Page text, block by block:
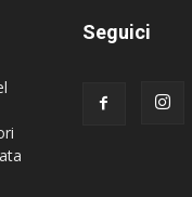
Seguici